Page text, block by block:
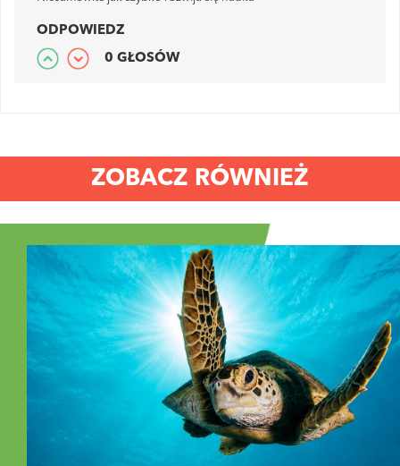
ODPOWIEDZ
0 GŁOSÓW
ZOBACZ RÓWNIEŻ